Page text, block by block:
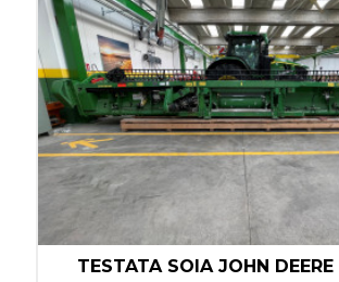
TESTATA SOIA JOHN